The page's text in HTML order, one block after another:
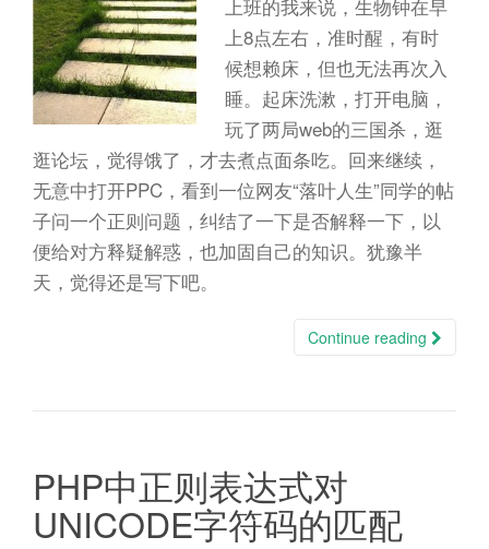
上班的我来说，生物钟在早
上8点左右，准时醒，有时
候想赖床，但也无法再次入
睡。起床洗漱，打开电脑，
玩了两局web的三国杀，逛
逛论坛，觉得饿了，才去煮点面条吃。回来继续，
无意中打开PPC，看到一位网友“落叶人生”同学的帖
子问一个正则问题，纠结了一下是否解释一下，以
便给对方释疑解惑，也加固自己的知识。犹豫半
天，觉得还是写下吧。
Continue reading
PHP中正则表达式对
UNICODE字符码的匹配